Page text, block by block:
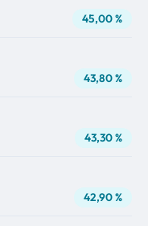
45,00 %
43,80 %
43,30 %
42,90 %